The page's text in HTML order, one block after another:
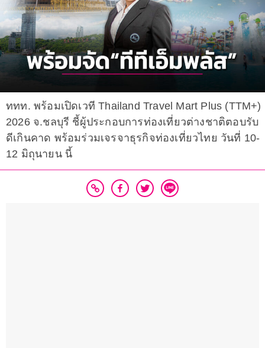
ททท. พร้อมเปิดเวที Thailand Travel Mart Plus (TTM+)
2026 จ.ชลบุรี ชี้ผู้ประกอบการท่องเที่ยวต่างชาติตอบรับ
ดีเกินคาด พร้อมร่วมเจรจาธุรกิจท่องเที่ยวไทย วันที่ 10-
12 มิถุนายน นี้